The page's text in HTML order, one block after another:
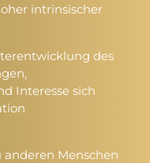
intrinsischer
des
Interesse sich
Menschen